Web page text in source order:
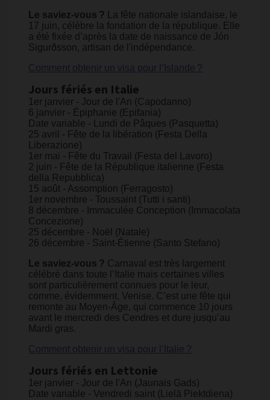
Le saviez-vous ? La fête nationale islandaise, le
17 juin, célèbre la fondation de la république. Elle
a été fixée d’après la date de naissance de Jón
Sigurðsson, artisan de l'indépendance.
Comment obtenir un visa pour l’Islande ?
Jours fériés en Italie
1er janvier - Jour de l'An (Capodanno)
6 janvier - Épiphanie (Epifania)
Date variable - Lundi de Pâques (Pasquetta)
25 avril - Fête de la libération (Festa Della
Liberazione)
1er mai - Fête du Travail (Festa del Lavoro)
2 juin - Fête de la République italienne (Festa
della Repubblica)
15 août - Assomption (Ferragosto)
1er novembre - Toussaint (Tutti i santi)
8 décembre - Immaculée Conception (Immacolata
Concezione)
25 décembre - Noël (Natale)
26 décembre - Saint-Étienne (Santo Stefano)
Le saviez-vous ? Carnaval est très largement
célébré dans toute l’Italie mais certaines villes
sont particulièrement connues pour le leur,
comme, évidemment, Venise. C’est une fête qui
remonte au Moyen-Âge, qui commence 10 jours
avant le mercredi des Cendres et dure jusqu’au
Mardi gras.
Comment obtenir un visa pour l’Italie ?
Jours fériés en Lettonie
1er janvier - Jour de l'An (Jaunais Gads)
Date variable - Vendredi saint (Lielā Piektdiena)